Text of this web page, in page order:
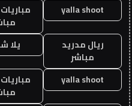
yalla shoot
ريال مدريد
مباشر
يلا
yalla shoot